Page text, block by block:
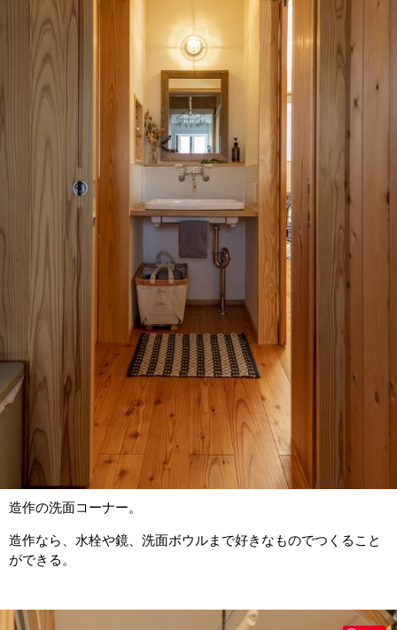
造作の洗面コーナー。
造作なら、水栓や鏡、洗面ボウルまで好きなものでつくること
ができる。